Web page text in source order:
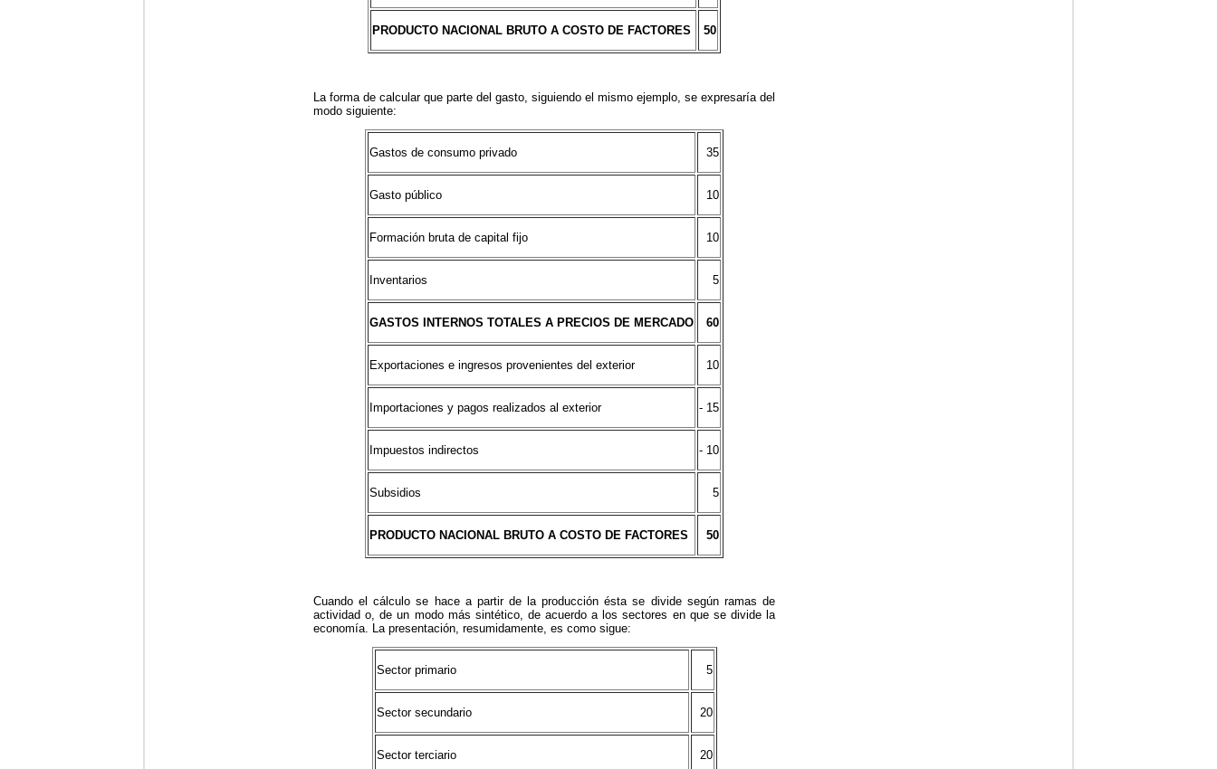
PRODUCTO NACIONAL BRUTO A COSTO DE FACTORES 50
La forma de calcular que parte del gasto, siguiendo el mismo ejemplo, se expresaría del
modo siguiente:
Gastos de consumo privado 35
Gasto público 10
Formación bruta de capital fijo 10
Inventarios 5
GASTOS INTERNOS TOTALES A PRECIOS DE MERCADO 60
Exportaciones e ingresos provenientes del exterior 10
Importaciones y pagos realizados al exterior - 15
Impuestos indirectos - 10
Subsidios 5
PRODUCTO NACIONAL BRUTO A COSTO DE FACTORES 50
Cuando el cálculo se hace a partir de la producción ésta se divide según ramas de
actividad o, de un modo más sintético, de acuerdo a los sectores en que se divide la
economía. La presentación, resumidamente, es como sigue:
Sector primario 5
Sector secundario 20
Sector terciario 20